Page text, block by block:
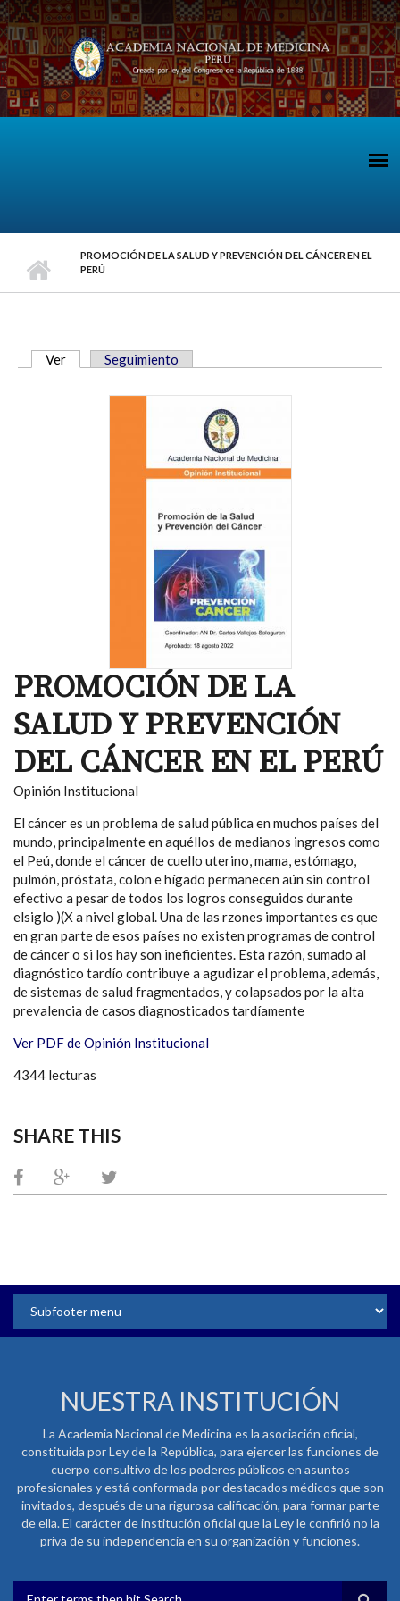
Pasar al contenido principal
PROMOCIÓN DE LA SALUD Y PREVENCIÓN DEL CÁNCER EN EL
PERÚ
Ver (solapa activa)
Seguimiento
PROMOCIÓN DE LA
SALUD Y PREVENCIÓN
DEL CÁNCER EN EL PERÚ
Opinión Institucional
El cáncer es un problema de salud pública en muchos países del
mundo, principalmente en aquéllos de medianos ingresos como
el Peú, donde el cáncer de cuello uterino, mama, estómago,
pulmón, próstata, colon e hígado permanecen aún sin control
efectivo a pesar de todos los logros conseguidos durante
elsiglo )(X a nivel global. Una de las rzones importantes es que
en gran parte de esos países no existen programas de control
de cáncer o si los hay son ineficientes. Esta razón, sumado al
diagnóstico tardío contribuye a agudizar el problema, además,
de sistemas de salud fragmentados, y colapsados por la alta
prevalencia de casos diagnosticados tardíamente
Ver PDF de Opinión Institucional
4344 lecturas
SHARE THIS
NUESTRA INSTITUCIÓN
La Academia Nacional de Medicina es la asociación oficial,
constituida por Ley de la República, para ejercer las funciones de
cuerpo consultivo de los poderes públicos en asuntos
profesionales y está conformada por destacados médicos que son
invitados, después de una rigurosa calificación, para formar parte
de ella. El carácter de institución oficial que la Ley le confirió no la
priva de su independencia en su organización y funciones.